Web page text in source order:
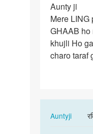
Aunty
ji
…
Aunty ji
Mere LING
GHAAB ho
khujli Ho
charo taraf
AuntyjiIn